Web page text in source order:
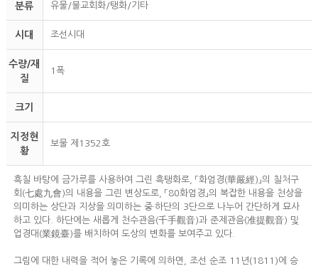
분류 유물/불교회화/탱화/기타
시대 조선시대
수량/재
질
1폭
크기
지정현
황
보물 제1352호
흑칠 바탕에 금가루를 사용하여 그린 흑탱화로, 「화엄경(華嚴經)」의 칠처구
회(七處九會)의 내용을 그린 변상도로, 「80화엄경」의 복잡한 내용을 천상을
의미하는 상단과 지상을 의미하는 중·하단의 3단으로 나누어 간단하게 묘사
하고 있다. 하단에는 새롭게 천수관음(千手觀音)과 준제관음(准提觀音) 및
업경대(業鏡臺)를 배치하여 도상의 변화를 보여주고 있다.
그림에 대한 내력을 적어 놓은 기록에 의하면, 조선 순조 11년(1811)에 승